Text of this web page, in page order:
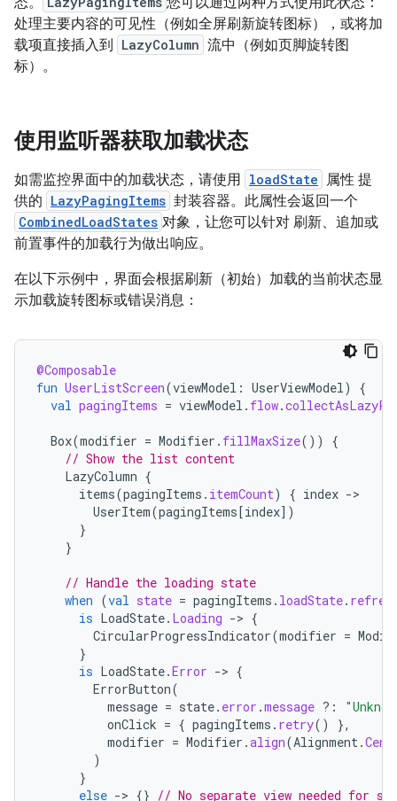
处理主要内容的可见性（例如全屏刷新旋转图标），或将加
载项直接插入到
LazyColumn 流中（例如页脚旋转图
标）。
使用监听器获取加载状态
如需监控界面中的加载状态，请使用 loadState 属性 提
供的 LazyPagingItems 封装容器。此属性会返回一个
CombinedLoadStates 对象，让您可以针对 刷新、追加或
前置事件的加载行为做出响应。
在以下示例中，界面会根据刷新（初始）加载的当前状态显
示加载旋转图标或错误消息：
@Composable
fun UserListScreen(viewModel : UserViewModel)
{
val pagingItems = viewModel . flow.
Box(modifier = Modifier . fillMaxSize())
{
// Show the list content
LazyColumn {
items(pagingItems . itemCount) { index ->
UserItem(pagingItems[index] )
}
}
// Handle the loading state
when (val state = pagingItems . loadState.
is LoadState. Loading -> {
CircularProgressIndicator(modifier =
}
is LoadState.Error -> {
ErrorButton(
message = state. error .message ?:
onClick = { pagingItems . retry()
},
modifier = Modifier .align(Alignment.
)
}
else -> {} // No separate view needed for